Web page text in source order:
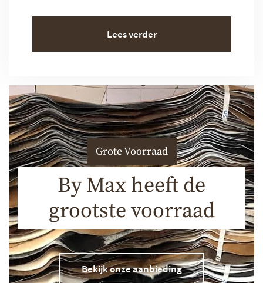
Lees verder
Grote Voorraad
By Max heeft de
grootste voorraad
Bekijk onze aanbieding